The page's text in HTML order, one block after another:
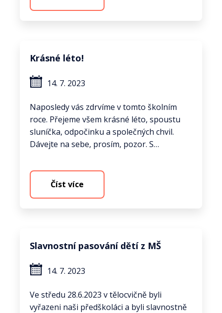
Krásné léto!
14. 7. 2023
Naposledy vás zdrvíme v tomto školním
roce. Přejeme všem krásné léto, spoustu
sluníčka, odpočinku a společných chvil.
Dávejte na sebe, prosím, pozor. S…
Číst více
Slavnostní pasování dětí z MŠ
14. 7. 2023
Ve středu 28.6.2023 v tělocvičně byli
vyřazeni naši předškoláci a byli slavnostně